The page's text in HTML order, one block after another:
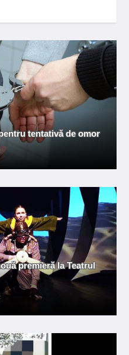
tentativă de omor
premieră la Teatrul